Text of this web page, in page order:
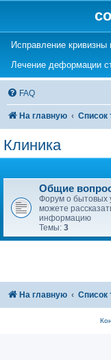
Исправление кривизны
Лечение деформации
FAQ
На главную Список
Клиника
Общие
Форум о бытовых
можете
информацию
Темы: 3
На главную Список